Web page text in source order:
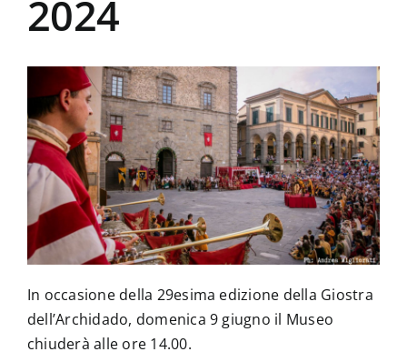
Il Parco
Gli Itinerari culturali
La Biblioteca
Contatti
2024
In occasione della 29esima edizione della Giostra
dell’Archidado, domenica 9 giugno il Museo
chiuderà alle ore 14.00.